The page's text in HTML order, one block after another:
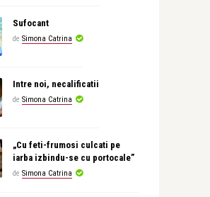
Sufocant
de Simona Catrina
Intre noi, necalificatii
de Simona Catrina
„Cu feti-frumosi culcati pe
iarba izbindu-se cu portocale”
de Simona Catrina